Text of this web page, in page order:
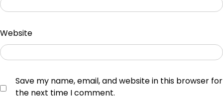
Website
Save my name, email, and website in this browser for
the next time I comment.